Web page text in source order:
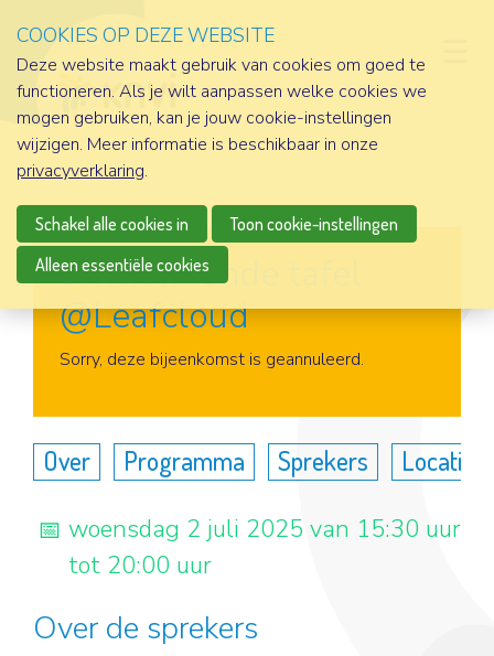
srvision ronde tafel
@Leafcloud
Aanmelden
Sorry, deze bijeenkomst is geannuleerd.
Over Programma Sprekers Locatie
woensdag 2 juli 2025 van 15:30 uur
tot 20:00 uur
Over de sprekers
COOKIES OP DEZE WEBSITE
Deze website maakt gebruik van cookies om goed te
functioneren. Als je wilt aanpassen welke cookies we
mogen gebruiken, kan je jouw cookie-instellingen
wijzigen. Meer informatie is beschikbaar in onze
privacyverklaring.
Schakel alle cookies in
Toon cookie-instellingen
Alleen essentiële cookies